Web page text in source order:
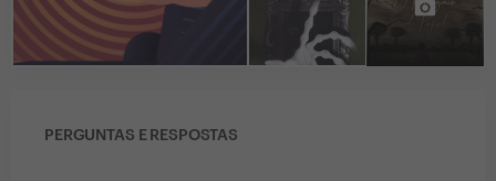
PERGUNTAS E RESPOSTAS